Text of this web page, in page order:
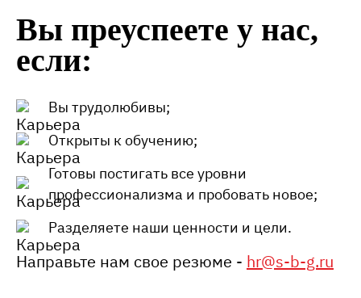
Вы преуспеете у нас,
если:
Вы трудолюбивы;
Открыты к обучению;
Готовы постигать все уровни
профессионализма и пробовать новое;
Разделяете наши ценности и цели.
Направьте нам свое резюме - hr@s-b-g.ru